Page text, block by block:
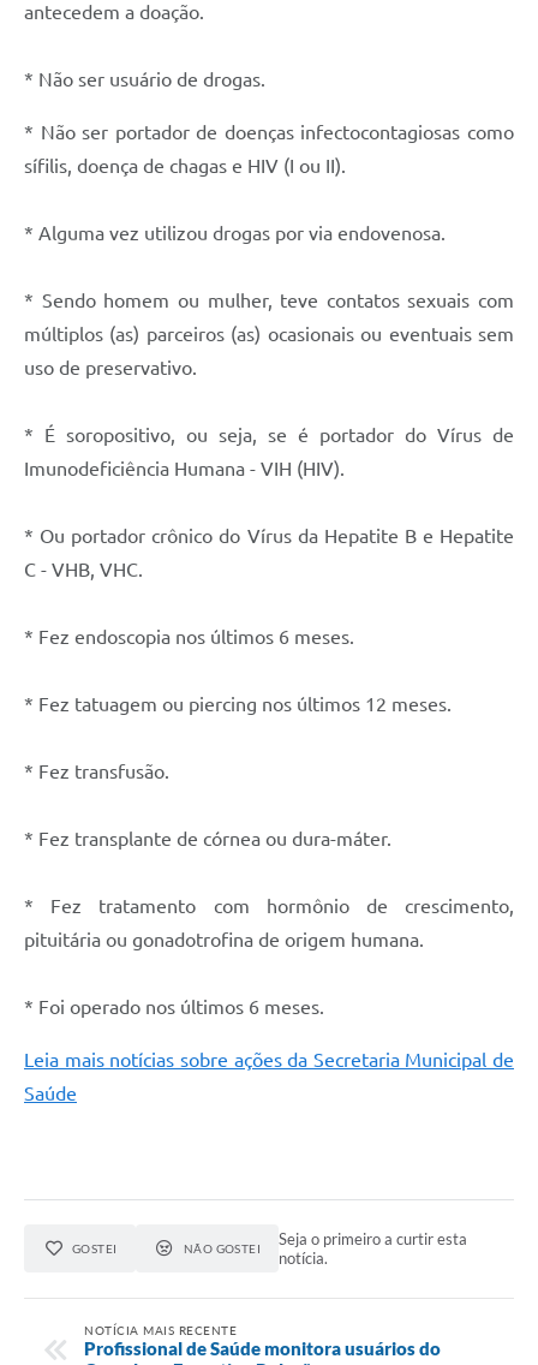
Solicitação de Remoção: Instituições Escolares
Contato
antecedem a doação.
* Não ser usuário de drogas.
* Não ser portador de doenças infectocontagiosas como
sífilis, doença de chagas e HIV (I ou II).
* Alguma vez utilizou drogas por via endovenosa.
* Sendo homem ou mulher, teve contatos sexuais com
múltiplos (as) parceiros (as) ocasionais ou eventuais sem
uso de preservativo.
* É soropositivo, ou seja, se é portador do Vírus de
Imunodeficiência Humana - VIH (HIV).
* Ou portador crônico do Vírus da Hepatite B e Hepatite
C - VHB, VHC.
* Fez endoscopia nos últimos 6 meses.
* Fez tatuagem ou piercing nos últimos 12 meses.
* Fez transfusão.
* Fez transplante de córnea ou dura-máter.
* Fez tratamento com hormônio de crescimento,
pituitária ou gonadotrofina de origem humana.
* Foi operado nos últimos 6 meses.
Leia mais notícias sobre ações da Secretaria Municipal de
Saúde
GOSTEI NÃO GOSTEI
Seja o primeiro a curtir esta
notícia.
NOTÍCIA MAIS RECENTE
Profissional de Saúde monitora usuários do